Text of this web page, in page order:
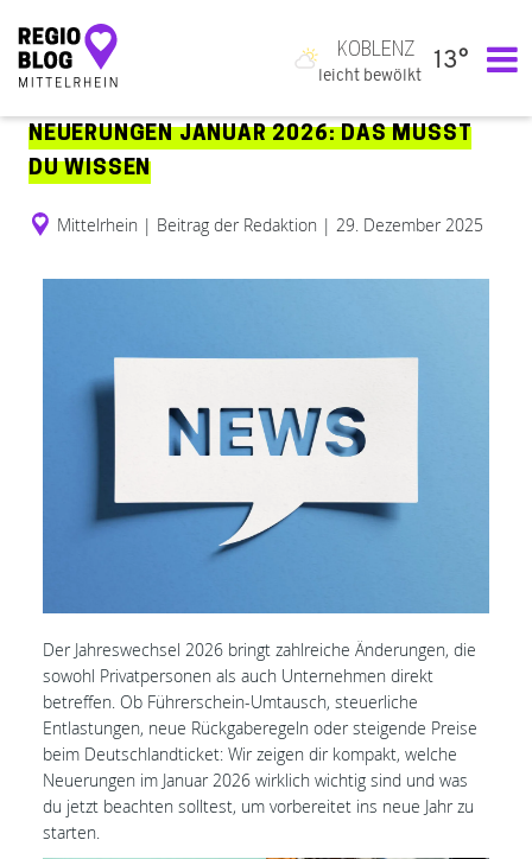
Hauptnavigation
KOBLENZ
leicht bewölkt
13°
NEUERUNGEN JANUAR 2026: DAS MUSST
DU WISSEN
Mittelrhein | Beitrag der Redaktion | 29. Dezember 2025
Der Jahreswechsel 2026 bringt zahlreiche Änderungen, die
sowohl Privatpersonen als auch Unternehmen direkt
betreffen. Ob Führerschein-Umtausch, steuerliche
Entlastungen, neue Rückgaberegeln oder steigende Preise
beim Deutschlandticket: Wir zeigen dir kompakt, welche
Neuerungen im Januar 2026 wirklich wichtig sind und was
du jetzt beachten solltest, um vorbereitet ins neue Jahr zu
starten.